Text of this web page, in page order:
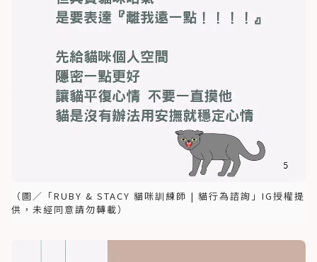
（圖／「RUBY & STACY 貓咪訓練師 | 貓行為諮詢」IG授權提
供，未經同意請勿轉載）